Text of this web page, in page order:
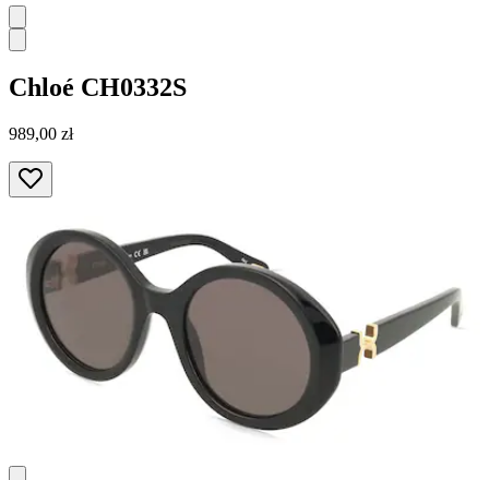
Chloé CH0332S
989,00 zł